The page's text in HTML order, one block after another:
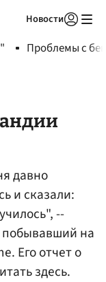
Новости
Проблемы с
давно
и сказали:
--
на
Его отчет о
здесь.